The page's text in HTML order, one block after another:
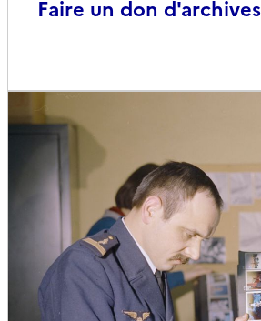
Faire un don d'archives